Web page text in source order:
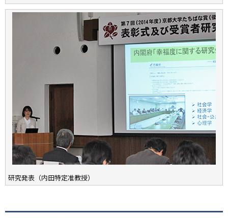
研究発表（内田特定准教授）